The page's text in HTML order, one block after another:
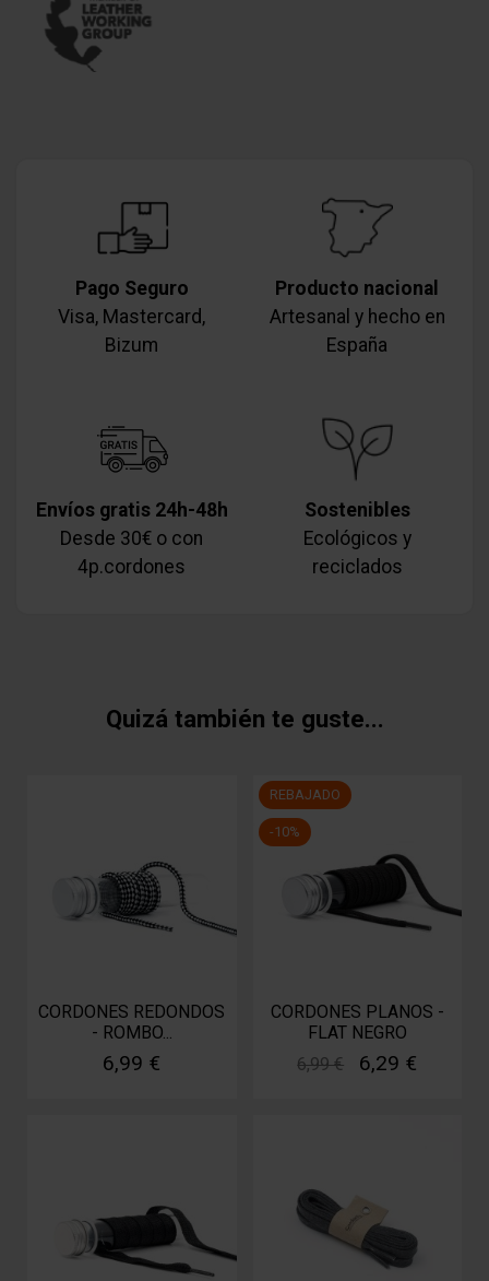
Pago Seguro
Visa, Mastercard,
Bizum
Producto nacional
Artesanal y hecho en
España
Envíos gratis 24h-48h
Desde 30€ o con
4p.cordones
Sostenibles
Ecológicos y
reciclados
Quizá también te guste...
CORDONES REDONDOS
- ROMBO...
6,99 €
CORDONES PLANOS -
FLAT NEGRO
6,99 €
6,29 €
REBAJADO
-10%